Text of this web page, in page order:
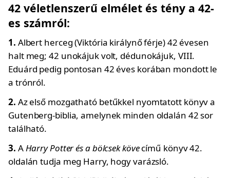
42 véletlenszerű elmélet és tény a 42-
es számról:
1. Albert herceg (Viktória királynő férje) 42 évesen
halt meg; 42 unokájuk volt, dédunokájuk, VIII.
Eduárd pedig pontosan 42 éves korában mondott le
a trónról.
2. Az első mozgatható betűkkel nyomtatott könyv a
Gutenberg-biblia, amelynek minden oldalán 42 sor
található.
3. AHarry Potter és a bölcsek kövecímű könyv 42.
oldalán tudja meg Harry, hogy varázsló.